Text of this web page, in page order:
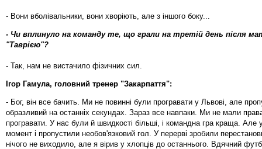
- Вони вболівальники, вони хворіють, але з іншого боку...
- Чи вплинуло на команду те, що грали на третій день після
"Таврією"?
- Так, нам не вистачило фізичних сил.
Ігор Гамула, головний тренер "Закарпаття":
- Бог, він все бачить. Ми не повинні були програвати у Львові, але
образливий на останніх секундах. Зараз все навпаки. Ми не мали
програвати. У нас були й швидкості більші, і командна гра краща. Але
момент і пропустили необов'язковий гол. У перерві зробили
нічого не виходило, але я вірив у хлопців до останнього. Вдячний